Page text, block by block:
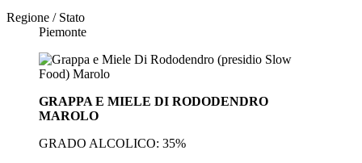
Regione / Stato
Piemonte
GRAPPA E MIELE DI RODODENDRO
MAROLO
GRADO ALCOLICO: 35%